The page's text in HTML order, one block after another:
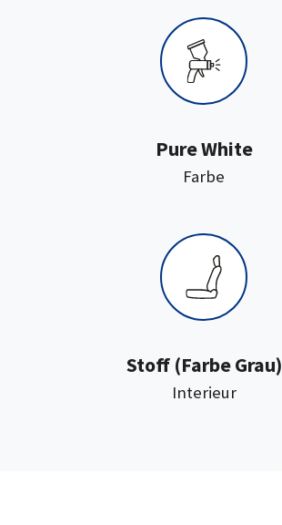
Farbe
Pure White
Interieur
Stoff :(Farbe Grau)